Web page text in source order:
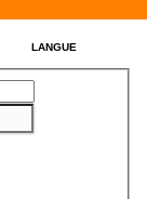
LANGUE